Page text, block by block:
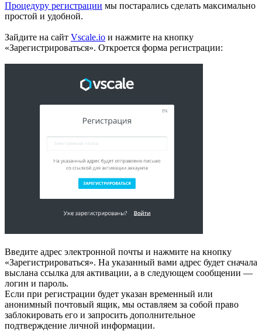
Процедуру регистрации мы постарались сделать максимально
простой и удобной.
Зайдите на сайт Vscale.io и нажмите на кнопку
«Зарегистрироваться». Откроется форма регистрации:
Введите адрес электронной почты и нажмите на кнопку
«Зарегистрироваться». На указанный вами адрес будет сначала
выслана ссылка для активации, а в следующем сообщении —
логин и пароль.
Если при регистрации будет указан временный или
анонимный почтовый ящик, мы оставляем за собой право
заблокировать его и запросить дополнительное
подтверждение личной информации.